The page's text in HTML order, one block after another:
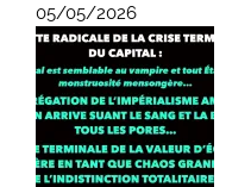
05/05/2026